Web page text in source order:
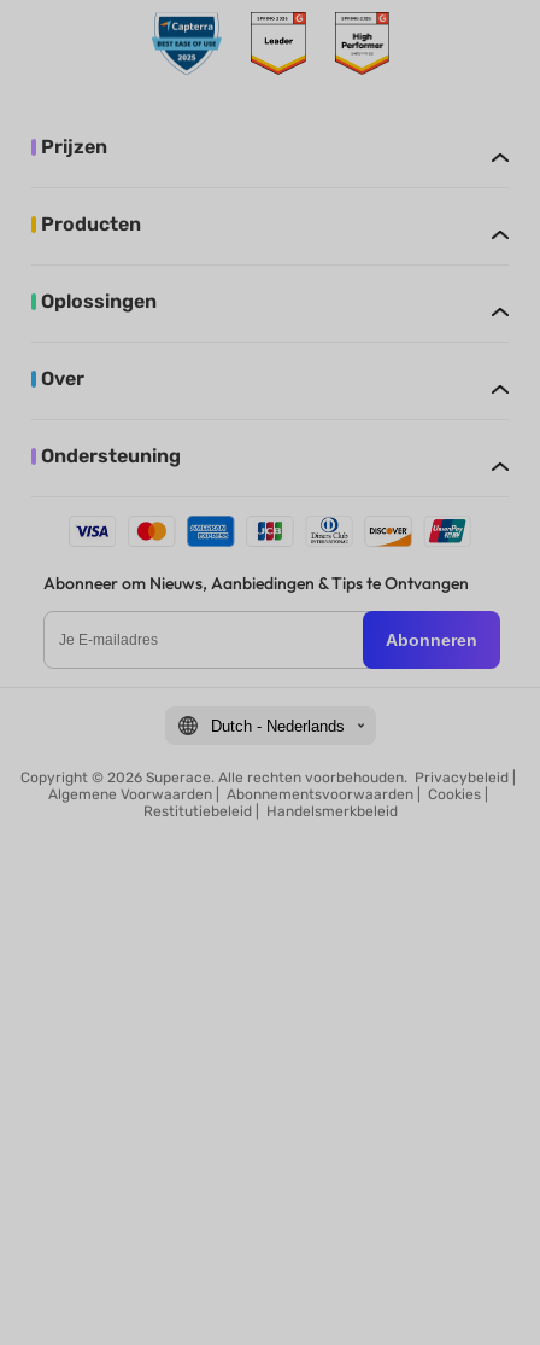
Prijzen
Producten
Oplossingen
Over
Ondersteuning
Abonneer om Nieuws, Aanbiedingen & Tips te Ontvangen
Abonneren
Dutch - Nederlands
Copyright © 2026 Superace. Alle rechten voorbehouden. Privacybeleid
Algemene Voorwaarden
Abonnementsvoorwaarden Cookies
Restitutiebeleid
Handelsmerkbeleid